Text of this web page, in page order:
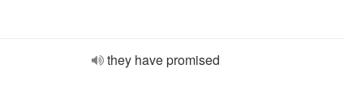
they have promised